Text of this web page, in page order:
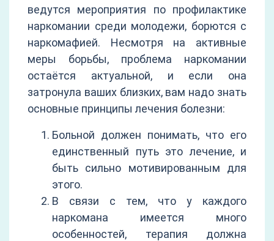
ведутся мероприятия по профилактике
наркомании среди молодежи, борются с
наркомафией. Несмотря на активные
меры борьбы, проблема наркомании
остаётся актуальной, и если она
затронула ваших близких, вам надо знать
основные принципы лечения болезни:
Больной должен понимать, что его
единственный путь это лечение, и
быть сильно мотивированным для
этого.
В связи с тем, что у каждого
наркомана имеется много
особенностей, терапия должна